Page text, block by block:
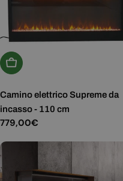
Aggiungi Al Carrello
Camino elettrico Supreme da
incasso - 110 cm
Prezzo
779,00€